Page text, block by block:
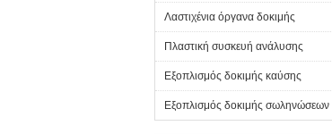
Λαστιχένια όργανα δοκιμής
Πλαστική συσκευή ανάλυσης
Εξοπλισμός δοκιμής καύσης
Εξοπλισμός δοκιμής σωληνώσεων